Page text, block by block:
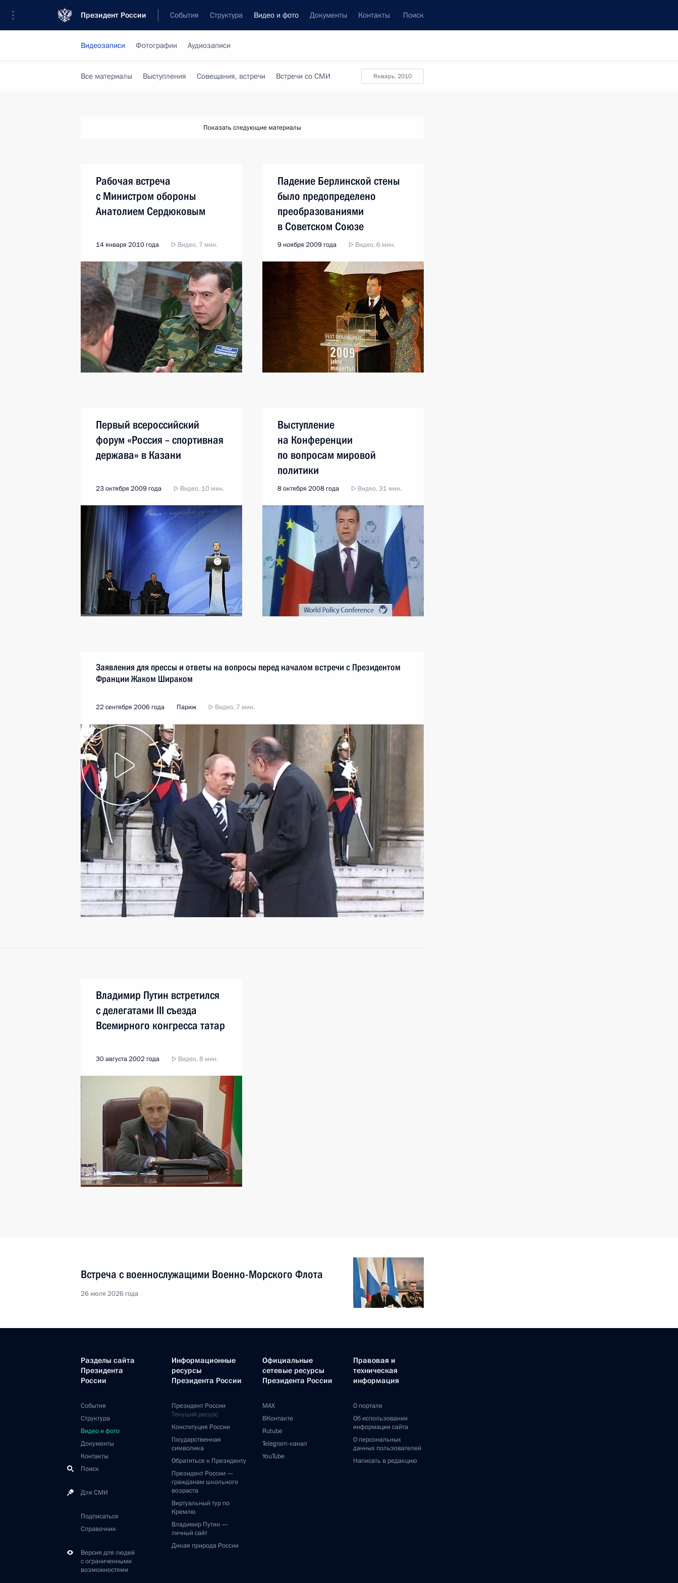
Президент России События Структура Видео и фото Документы Контакты Поиск
Видеозаписи Фотографии Аудиозаписи
январь, 2010
Все материалы Выступления Совещания, встречи Встречи со СМИ
Показать следующие материалы
Рабочая встреча
с Министром обороны
Анатолием Сердюковым
14 января 2010 года Видео, 7 мин.
Падение Берлинской стены
было предопределено
преобразованиями
в Советском Союзе
9 ноября 2009 года Видео, 6 мин.
Первый всероссийский
форум «Россия – спортивная
держава» в Казани
23 октября 2009 года Видео, 10 мин.
Выступление
на Конференции
по вопросам мировой
политики
8 октября 2008 года Видео, 31 мин.
Заявления для прессы и ответы на вопросы перед началом встречи с Президентом
Франции Жаком Шираком
22 сентября 2006 года Париж Видео, 7 мин.
Владимир Путин встретился
с делегатами III съезда
Всемирного конгресса татар
30 августа 2002 года Видео, 8 мин.
Встреча с военнослужащими Военно-Морского Флота
26 июля 2026 года
Разделы сайта
Президента
России
События
Структура
Видео и фото
Документы
Контакты
Поиск
Для СМИ
Подписаться
Справочник
Версия для людей
с ограниченными
возможностями
Информационные
ресурсы
Президента России
Президент России
Текущий ресурс
Конституция России
Государственная
символика
Обратиться к Президенту
Президент России —
гражданам школьного
возраста
Виртуальный тур по
Кремлю
Владимир Путин —
личный сайт
Дикая природа России
Официальные
сетевые ресурсы
Президента России
MAX
ВКонтакте
Rutube
Telegram-канал
YouTube
Правовая и
техническая
информация
О портале
Об использовании
информации сайта
О персональных
данных пользователей
Написать в редакцию